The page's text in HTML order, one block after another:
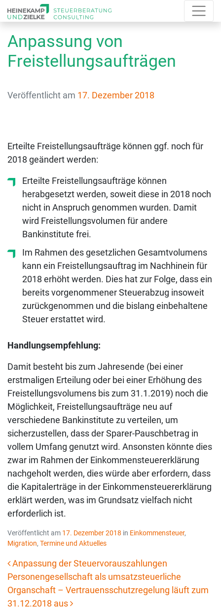
Anpassung von
Freistellungsaufträgen
Veröffentlicht am 17. Dezember 2018
Erteilte Freistellungsaufträge können ggf. noch für
2018 geändert werden:
Erteilte Freistellungsaufträge können
herabgesetzt werden, soweit diese in 2018 noch
nicht in Anspruch genommen wurden. Damit
wird Freistellungsvolumen für andere
Bankinstitute frei.
Im Rahmen des gesetzlichen Gesamtvolumens
kann ein Freistellungsauftrag im Nachhinein für
2018 erhöht werden. Dies hat zur Folge, dass ein
bereits vorgenommener Steuerabzug insoweit
zurückgenommen und die bislang einbehaltene
Steuer erstattet wird.
Handlungsempfehlung:
Damit besteht bis zum Jahresende (bei einer
erstmaligen Erteilung oder bei einer Erhöhung des
Freistellungsvolumens bis zum 31.1.2019) noch die
Möglichkeit, Freistellungsaufträge neu auf
verschiedene Bankinstitute zu verteilen, um
sicherzustellen, dass der Sparer-Pauschbetrag in
vollem Umfang genutzt wird. Ansonsten könnte dies
zwar im Rahmen der Einkommensteuererklärung
nachgeholt werden, dies würde aber erfordern, dass
die Kapitalerträge in der Einkommensteuererklärung
erklärt werden, was im Grundsatz vielfach nicht
erforderlich ist.
Veröffentlicht am 17. Dezember 2018 in Einkommensteuer,
Migration, Termine und Aktuelles
Beitrags-Navigation
Anpassung der Steuervorauszahlungen
Personengesellschaft als umsatzsteuerliche
Organschaft – Vertrauensschutz­regelung läuft zum
31.12.2018 aus